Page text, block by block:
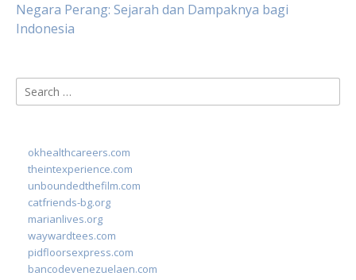
Negara Perang: Sejarah dan Dampaknya bagi
Indonesia
Search
for:
okhealthcareers.com
theintexperience.com
unboundedthefilm.com
catfriends-bg.org
marianlives.org
waywardtees.com
pidfloorsexpress.com
bancodevenezuelaen.com